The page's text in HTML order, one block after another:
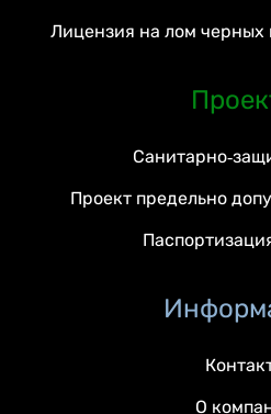
Лицензия на лом черных
Санитарно-
Проект предельно
О